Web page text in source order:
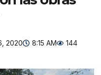
2020 8:15 AM 144